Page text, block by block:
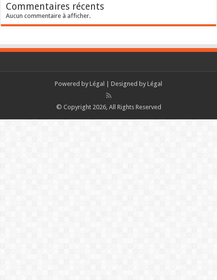
Commentaires récents
Aucun commentaire à afficher.
Powered by Légal | Designed by Légal
© Copyright 2026, All Rights Reserved